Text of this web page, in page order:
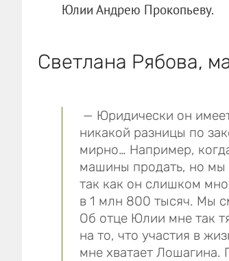
Юлии Андрею Прокопьеву.
Светлана Рябова,
— Юридически он
никакой разницы по
мирно… Например,
машины продать, но
так как он слишком
в 1 млн 800 тысяч. Мы
Об отце Юлии мне так
на то, что участия в
мне хватает Лошагина.